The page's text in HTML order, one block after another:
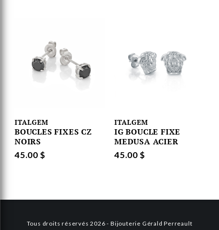
ITALGEM
BOUCLES FIXES CZ
NOIRS
45.00 $
ITALGEM
IG BOUCLE FIXE
MEDUSA ACIER
45.00 $
Tous droits réservés 2026 - Bijouterie Gérald Perreault